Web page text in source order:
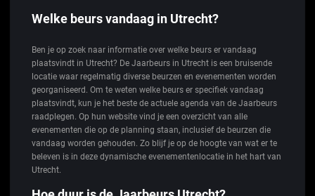
Welke beurs vandaag in Utrecht?
Ben je op zoek naar informatie over welke beurs er vandaag
plaatsvindt in Utrecht? De Jaarbeurs in Utrecht is een bruisende
locatie waar regelmatig diverse beurzen en evenementen worden
georganiseerd. Om te weten welke beurs er specifiek vandaag
plaatsvindt, kun je het beste de actuele agenda van de Jaarbeurs
raadplegen. Op hun website vind je een overzicht van alle
evenementen die op de planning staan, inclusief de beurzen die
vandaag worden gehouden. Zo blijf je op de hoogte van wat er te
beleven is in deze dynamische evenementenlocatie in het hart van
Utrecht.